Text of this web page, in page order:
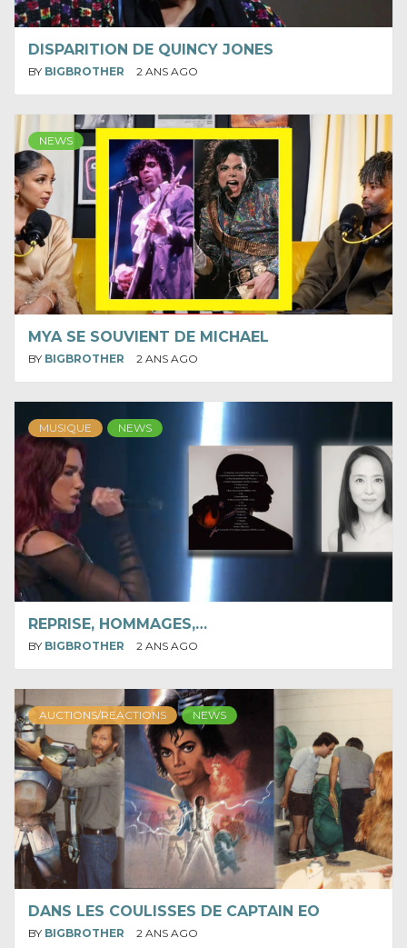
DISPARITION DE QUINCY JONES
BY BIGBROTHER 2 ANS AGO
NEWS
MYA SE SOUVIENT DE MICHAEL
BY BIGBROTHER 2 ANS AGO
MUSIQUE NEWS
REPRISE, HOMMAGES,…
BY BIGBROTHER 2 ANS AGO
AUCTIONS/REACTIONS NEWS
DANS LES COULISSES DE CAPTAIN EO
BY BIGBROTHER 2 ANS AGO